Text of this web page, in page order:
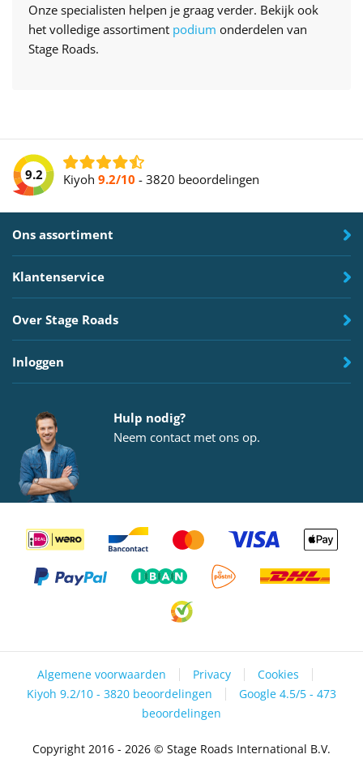
Onze specialisten helpen je graag verder. Bekijk ook
het volledige assortiment podium onderdelen van
Stage Roads.
9.2 Kiyoh9.2/10 -3820 beoordelingen
Ons assortiment
Klantenservice
Over Stage Roads
Inloggen
Hulp nodig?
Neem contactmet ons op.
Algemene voorwaarden Privacy
Cookies
Kiyoh 9.2/10 - 3820 beoordelingen
Google 4.5/5 - 473
beoordelingen
Copyright 2016 - 2026 © Stage Roads International B.V.